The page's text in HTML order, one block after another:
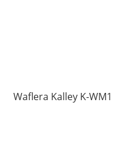
Waflera Kalley K-WM1